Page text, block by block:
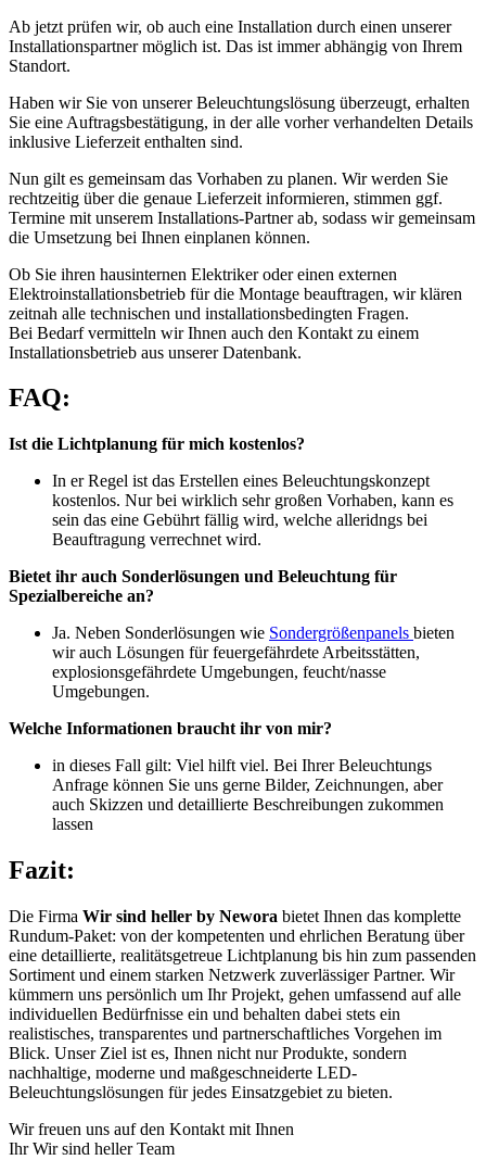
Ab jetzt prüfen wir, ob auch eine Installation durch einen unserer
Installationspartner möglich ist. Das ist immer abhängig von Ihrem
Standort.
Haben wir Sie von unserer Beleuchtungslösung überzeugt, erhalten
Sie eine Auftragsbestätigung, in der alle vorher verhandelten Details
inklusive Lieferzeit enthalten sind.
Nun gilt es gemeinsam das Vorhaben zu planen. Wir werden Sie
rechtzeitig über die genaue Lieferzeit informieren, stimmen ggf.
Termine mit unserem Installations-Partner ab, sodass wir gemeinsam
die Umsetzung bei Ihnen einplanen können.
Ob Sie ihren hausinternen Elektriker oder einen externen
Elektroinstallationsbetrieb für die Montage beauftragen, wir klären
zeitnah alle technischen und installationsbedingten Fragen.
Bei Bedarf vermitteln wir Ihnen auch den Kontakt zu einem
Installationsbetrieb aus unserer Datenbank.
FAQ:
Ist die Lichtplanung für mich kostenlos?
In er Regel ist das Erstellen eines Beleuchtungskonzept
kostenlos. Nur bei wirklich sehr großen Vorhaben, kann es
sein das eine Gebührt fällig wird, welche alleridngs bei
Beauftragung verrechnet wird.
Bietet ihr auch Sonderlösungen und Beleuchtung für
Spezialbereiche an?
Ja. Neben Sonderlösungen wie Sondergrößenpanels bieten
wir auch Lösungen für feuergefährdete Arbeitsstätten,
explosionsgefährdete Umgebungen, feucht/nasse
Umgebungen.
Welche Informationen braucht ihr von mir?
in dieses Fall gilt: Viel hilft viel. Bei Ihrer Beleuchtungs
Anfrage können Sie uns gerne Bilder, Zeichnungen, aber
auch Skizzen und detaillierte Beschreibungen zukommen
lassen
Fazit:
Die Firma Wir sind heller by Newora bietet Ihnen das komplette
Rundum-Paket: von der kompetenten und ehrlichen Beratung über
eine detaillierte, realitätsgetreue Lichtplanung bis hin zum passenden
Sortiment und einem starken Netzwerk zuverlässiger Partner. Wir
kümmern uns persönlich um Ihr Projekt, gehen umfassend auf alle
individuellen Bedürfnisse ein und behalten dabei stets ein
realistisches, transparentes und partnerschaftliches Vorgehen im
Blick. Unser Ziel ist es, Ihnen nicht nur Produkte, sondern
nachhaltige, moderne und maßgeschneiderte LED-
Beleuchtungslösungen für jedes Einsatzgebiet zu bieten.
Wir freuen uns auf den Kontakt mit Ihnen
Ihr Wir sind heller Team